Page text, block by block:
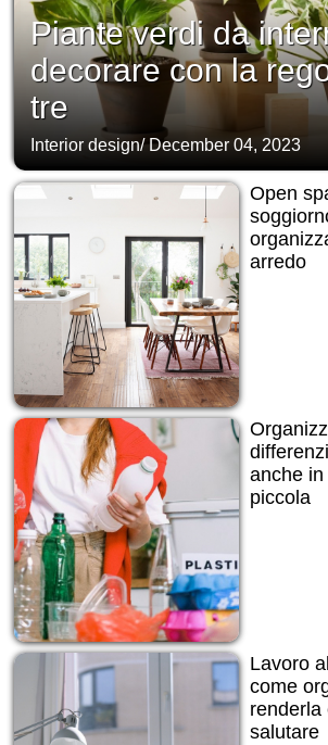
Piante verdi da
decorare con la
tre
Interior design/December 04, 2023
Open
arredo
anche
piccola
Lavoro
come
renderla
salutare